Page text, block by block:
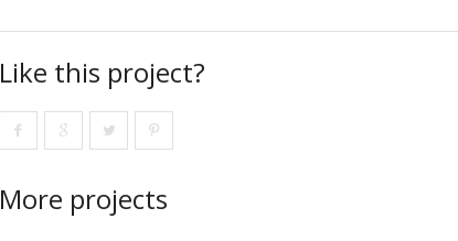
Like this project?
More projects